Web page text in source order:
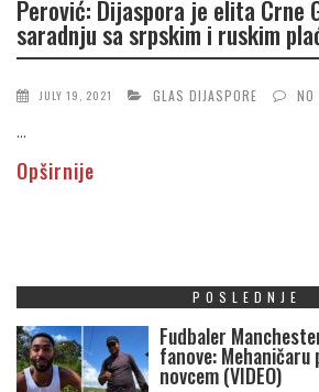
Perović: Dijaspora je elita Crne
saradnju sa srpskim i ruskim
JULY 19, 2021 GLAS DIJASPORE NO
...
Opširnije
POSLEDNJE
Fudbaler
fanove:
novcem (VIDEO)